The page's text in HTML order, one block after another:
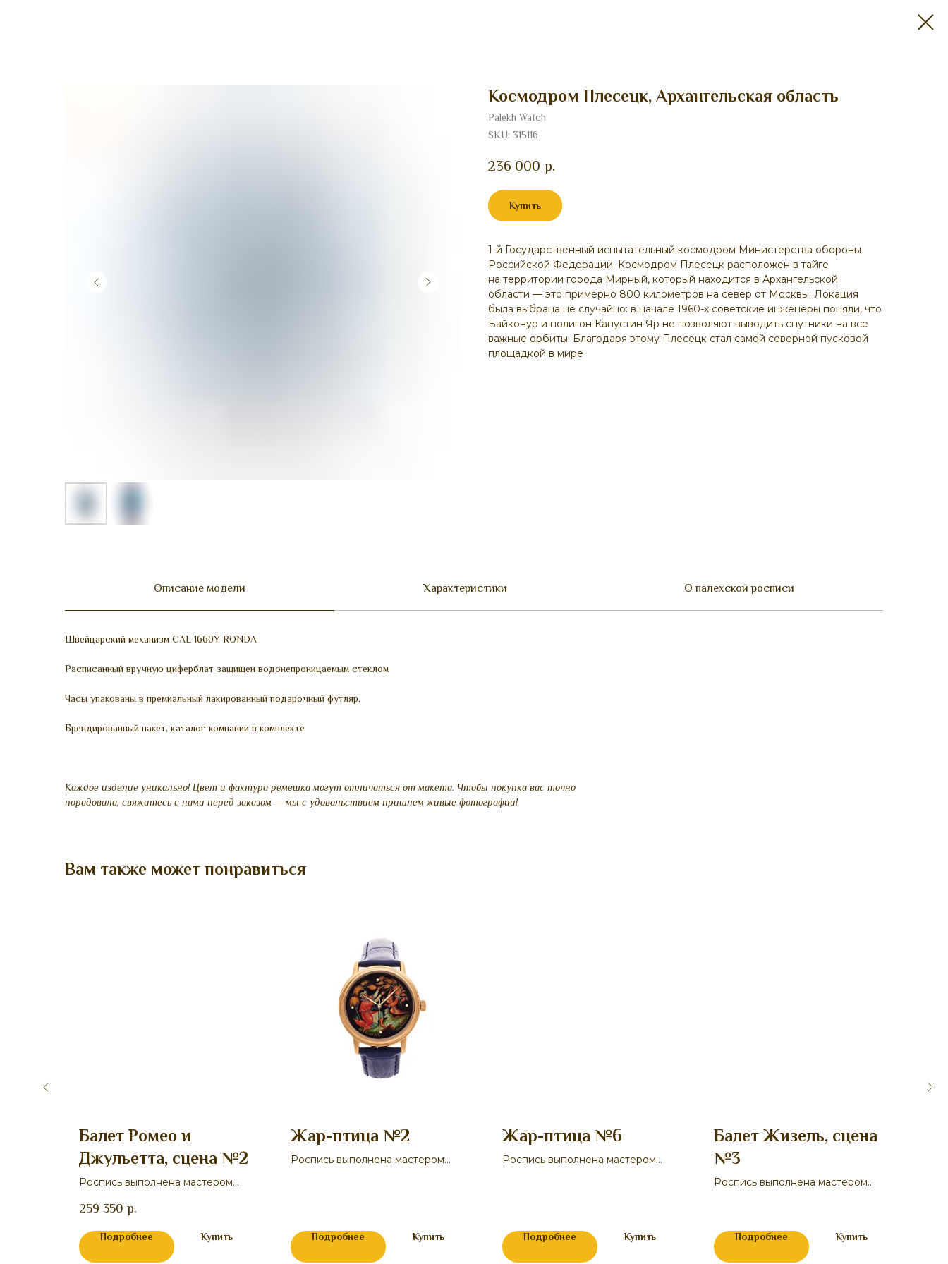
Космодром Плесецк, Архангельская область
Palekh Watch
SKU: 315116
236 000 р.
Купить
1-й Государственный испытательный космодром Министерства обороны
Российской Федерации. Космодром Плесецк расположен в тайге
на территории города Мирный, который находится в Архангельской
области — это примерно 800 километров на север от Москвы. Локация
была выбрана не случайно: в начале 1960-х советские инженеры поняли, что
Байконур и полигон Капустин Яр не позволяют выводить спутники на все
важные орбиты. Благодаря этому Плесецк стал самой северной пусковой
площадкой в мире
Описание модели Характеристики О палехской росписи
Швейцарский механизм CAL 1660Y RONDA
Расписанный вручную циферблат защищен водонепроницаемым стеклом
Часы упакованы в премиальный лакированный подарочный футляр.
Брендированный пакет, каталог компании в комплекте
Каждое изделие уникально! Цвет и фактура ремешка могут отличаться от макета. Чтобы покупка вас точно
порадовала, свяжитесь с нами перед заказом — мы с удовольствием пришлем живые фотографии!
Вам также может понравиться
Балет Ромео и
Джульетта, сцена №2
Роспись выполнена мастером
259 350 р.
Подробнее Купить
Жар-птица №2
Роспись выполнена мастером
Подробнее Купить
Жар-птица №6
Роспись выполнена мастером
Подробнее Купить
Балет Жизель, сцена
№3
Роспись выполнена мастером
Подробнее Купить